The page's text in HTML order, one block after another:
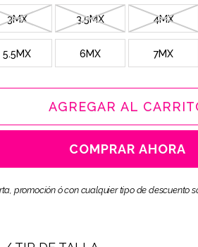
3MX 3.5MX 4MX
5.5MX 6MX 7MX
AGREGAR AL
COMPRAR AHORA
promoción ó con cualquier tipo de descuento